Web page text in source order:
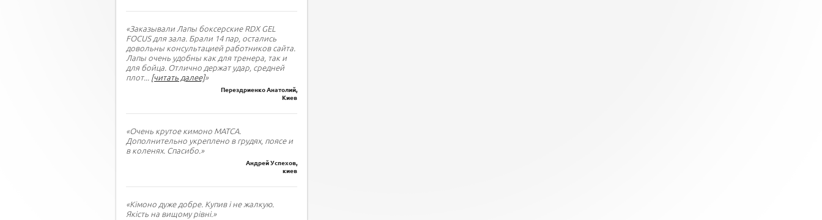
«Заказывали Лапы боксерские RDX GEL
FOCUS для зала. Брали 14 пар, остались
довольны консультацией работников сайта.
Лапы очень удобны как для тренера, так и
для бойца. Отлично держат удар, средней
плот... [читать далее]»
Перездриенко Анатолий,
Киев
«Очень крутое кимоно МАТСА.
Дополнительно укреплено в грудях, поясе и
в коленях. Спасибо.»
Андрей Успехов,
киев
«Кімоно дуже добре. Купив і не жалкую.
Якість на вищому рівні.»